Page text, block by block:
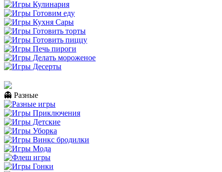
👻 Разные